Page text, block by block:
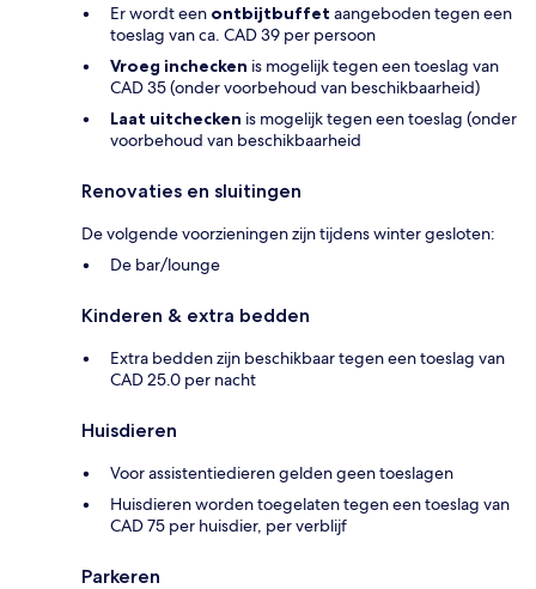
Er wordt een ontbijtbuffet aangeboden tegen een
toeslag van ca. CAD 39 per persoon
Vroeg inchecken is mogelijk tegen een toeslag van
CAD 35 (onder voorbehoud van beschikbaarheid)
Laat uitchecken is mogelijk tegen een toeslag (onder
voorbehoud van beschikbaarheid
Renovaties en sluitingen
De volgende voorzieningen zijn tijdens winter gesloten:
De bar/lounge
Kinderen & extra bedden
Extra bedden zijn beschikbaar tegen een toeslag van
CAD 25.0 per nacht
Huisdieren
Voor assistentiedieren gelden geen toeslagen
Huisdieren worden toegelaten tegen een toeslag van
CAD 75 per huisdier, per verblijf
Parkeren